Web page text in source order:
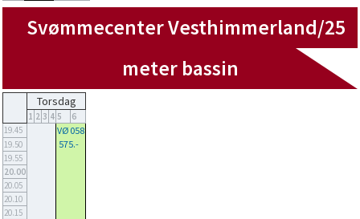
Svømmecenter Vesthimmerland/25
meter bassin
Torsdag
1 2 3 4 5
6
19.45
VØ 058
19.50 575.-
19.55
20.00
20.05
20.10
20.15